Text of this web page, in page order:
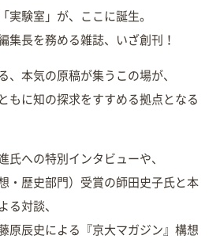
実験室」が、ここに誕生。
集長を務める雑誌、いざ創刊！
、本気の原稿が集うこの場が、
もに知の探求をすすめる拠点となる
氏への特別インタビューや、
・歴史部門）受賞の師田史子氏と本
る対談、
辰史による『京大マガジン』構想